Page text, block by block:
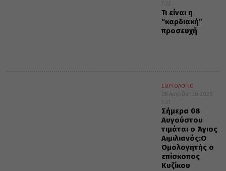
7:32
Τι είναι η
“καρδιακή”
προσευχή
ΕΟΡΤΟΛΟΓΙΟ
08 Αυγούστου 2026
7:31
Σήμερα 08
Αυγούστου
τιμάται ο Άγιος
Αιμιλιανός:Ο
Ομολογητής ο
επίσκοπος
Κυζίκου